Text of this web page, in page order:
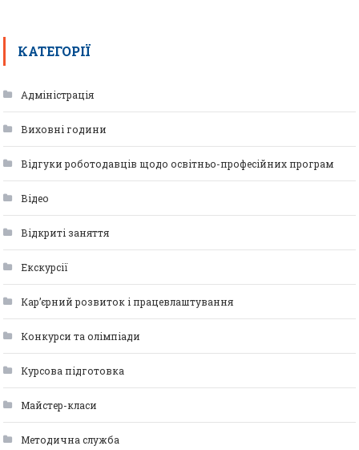
КАТЕГОРІЇ
Адміністрація
Виховні години
Відгуки роботодавців щодо освітньо-професійних програм
Відео
Відкриті заняття
Екскурсії
Кар’єрний розвиток і працевлаштування
Конкурси та олімпіади
Курсова підготовка
Майстер-класи
Методична служба